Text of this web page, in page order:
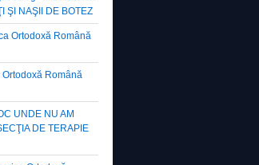
ŞI NAŞII DE BOTEZ
Ortodoxă Română
Ortodoxă Română
UNDE NU AM
DE TERAPIE